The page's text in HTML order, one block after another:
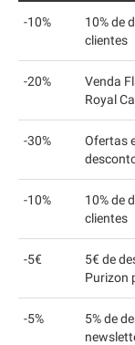
-10%
10% de
clientes
-20%
Venda
Royal
-30%
Ofertas
-10%
10% de
clientes
-5€
5€ de
Purizon
-5%
5% de